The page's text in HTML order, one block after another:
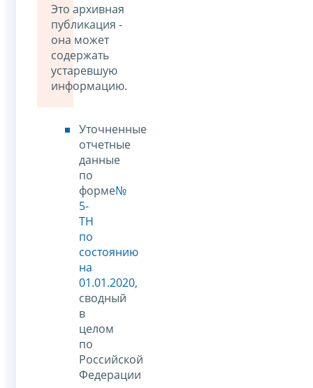
Это архивная
публикация -
она может
содержать
устаревшую
информацию.
Уточненные
отчетные
данные
по
форме№
5-
ТН
по
состоянию
на
01.01.2020,
сводный
в
целом
по
Российской
Федерации